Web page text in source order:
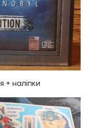
+ наліпки